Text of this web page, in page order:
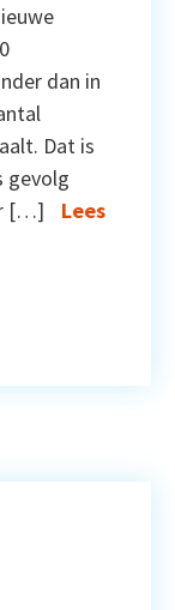
dan in
Dat is
gevolg
[…]
Lees